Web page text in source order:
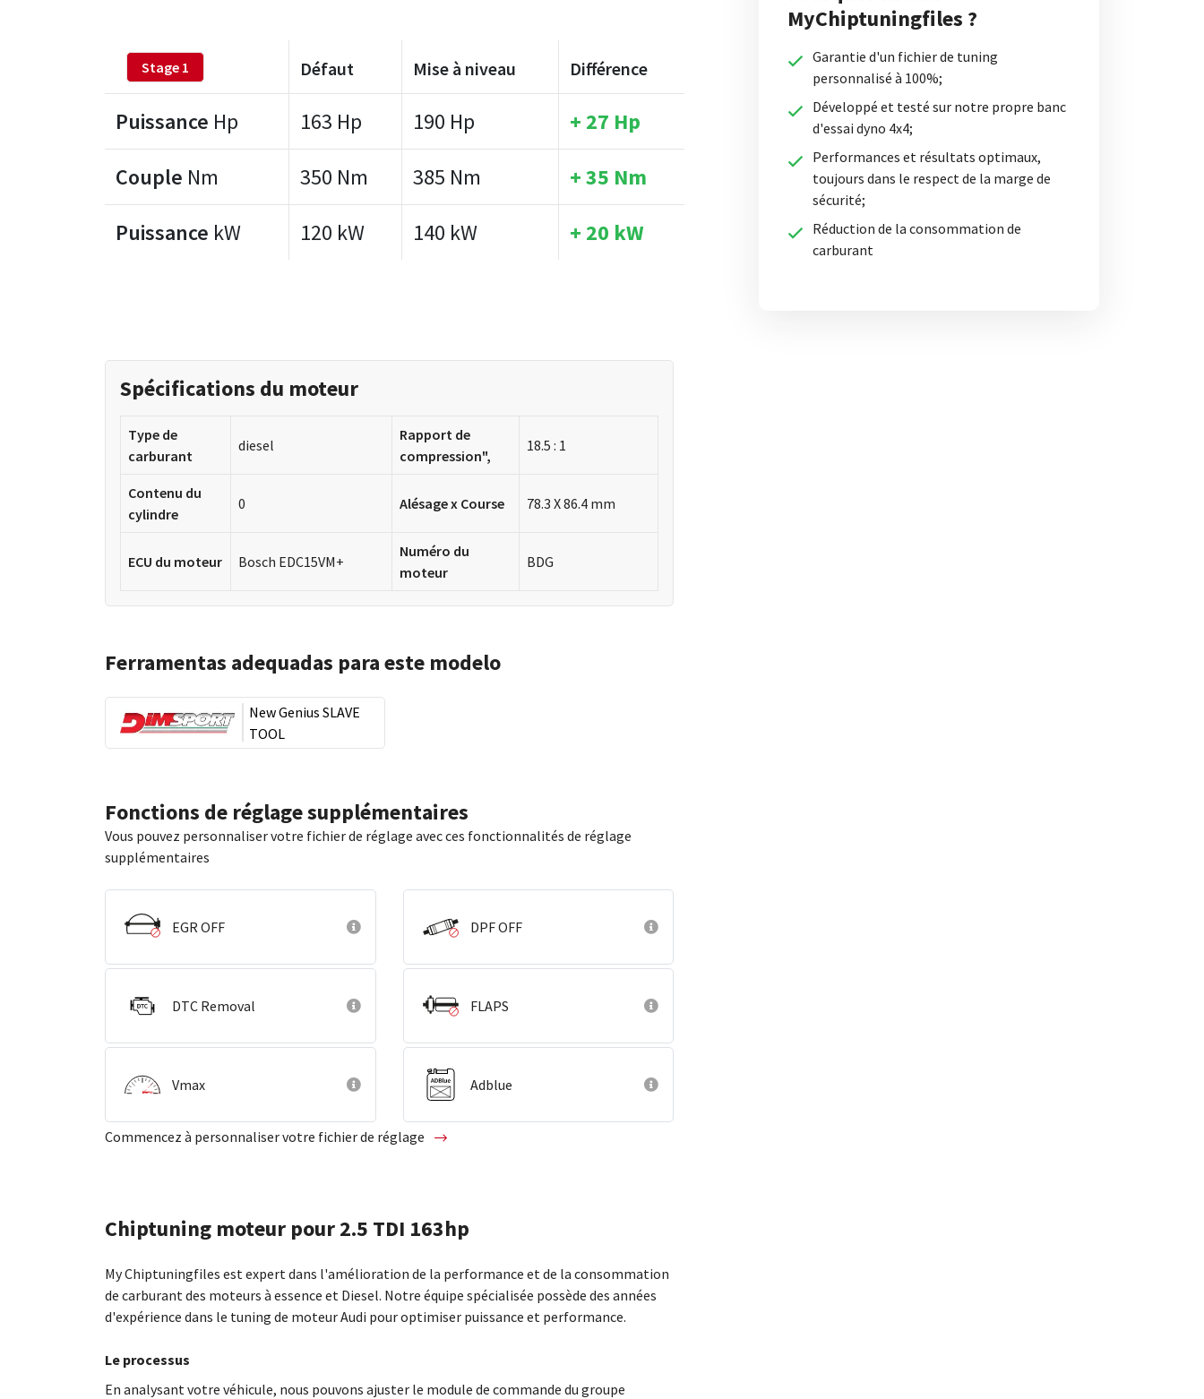
MyChiptuningfiles ?
Garantie d'un fichier de tuning
personnalisé à 100%;
Développé et testé sur notre propre banc
d'essai dyno 4x4;
Performances et résultats optimaux,
toujours dans le respect de la marge de
sécurité;
Réduction de la consommation de
carburant
Stage 1 Défaut Mise à niveau Différence
Puissance Hp 163 Hp 190 Hp
+ 27 Hp
Couple Nm 350 Nm 385 Nm
+ 35 Nm
Puissance kW 120 kW 140 kW + 20 kW
Spécifications du moteur
Type de
carburant
diesel
Rapport de
compression",
18.5 : 1
Contenu du
cylindre
0 Alésage x Course 78.3 X 86.4 mm
ECU du moteur Bosch EDC15VM+
Numéro du
moteur
BDG
Ferramentas adequadas para este modelo
New Genius SLAVE
TOOL
Fonctions de réglage supplémentaires
Vous pouvez personnaliser votre fichier de réglage avec ces fonctionnalités de réglage
supplémentaires
EGR OFF DPF OFF
DTC Removal FLAPS
Vmax Adblue
Commencez à personnaliser votre fichier de réglage
Chiptuning moteur pour 2.5 TDI 163hp
My Chiptuningfiles est expert dans l'amélioration de la performance et de la consommation
de carburant des moteurs à essence et Diesel. Notre équipe spécialisée possède des années
d'expérience dans le tuning de moteur Audi pour optimiser puissance et performance.
Le processus
En analysant votre véhicule, nous pouvons ajuster le module de commande du groupe